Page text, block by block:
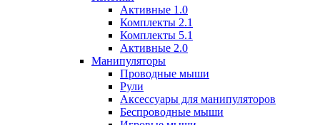
Активные 1.0
Комплекты 2.1
Комплекты 5.1
Активные 2.0
Манипуляторы
Проводные мыши
Рули
Аксессуары для манипуляторов
Беспроводные мыши